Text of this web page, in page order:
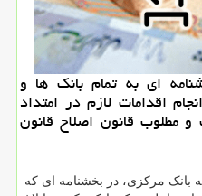
ای به تمام بانک ها و
اقدامات لازم در امتداد
مطلوب قانون اصلاح قانون
بانک مرکزی، در بخشنامه ای که